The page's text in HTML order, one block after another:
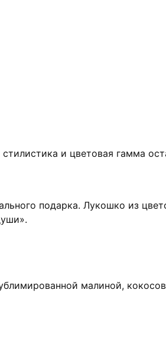
и цветовая гамма
подарка. Лукошко из
малиной,